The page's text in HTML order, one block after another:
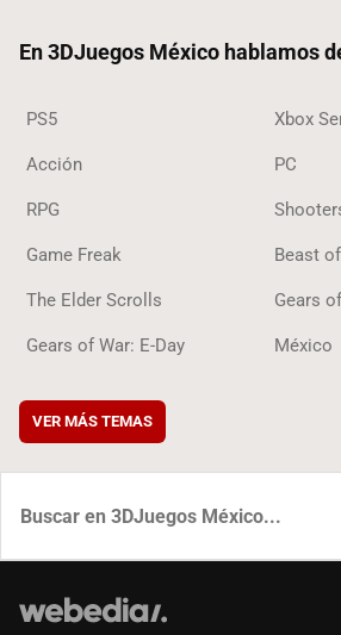
En 3DJuegos México hablamos
PS5 Xbox
Acción PC
RPG
Game Freak Beast
The Elder Scrolls Gears
Gears of War: E-Day México
VER MÁS TEMAS